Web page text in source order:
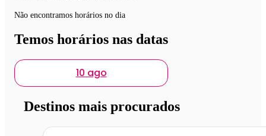
Não encontramos horários no dia
Temos horários nas datas
10 ago
Destinos mais procurados